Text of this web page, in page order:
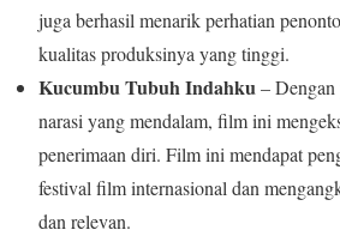
juga berhasil menarik perhatian
kualitas produksinya yang tinggi.
Kucumbu Tubuh Indahku– Dengan
narasi yang mendalam, film ini
penerimaan diri. Film ini mendapat
festival film internasional dan
dan relevan.